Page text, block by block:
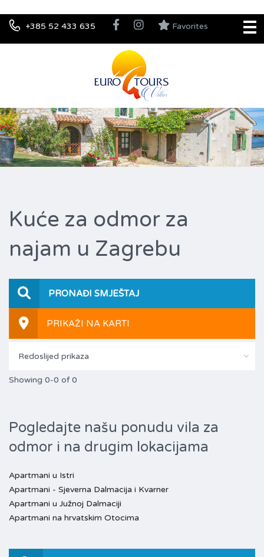
+385 52 433 635 Favorites
Kuće za odmor za
najam u Zagrebu
PRONAĐI SMJEŠTAJ
PRIKAŽI NA KARTI
Redoslijed prikaza
Showing 0-0 of 0
Pogledajte našu ponudu vila za
odmor i na drugim lokacijama
Apartmani u Istri
Apartmani - Sjeverna Dalmacija i Kvarner
Apartmani u Južnoj Dalmaciji
Apartmani na hrvatskim Otocima